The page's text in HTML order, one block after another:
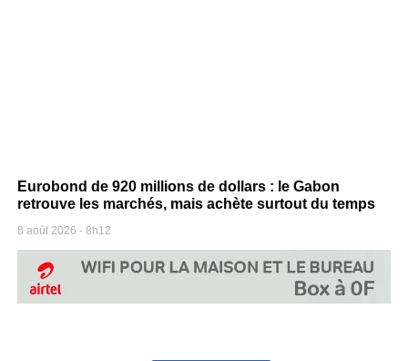
Eurobond de 920 millions de dollars : le Gabon
retrouve les marchés, mais achète surtout du temps
8 août 2026 8h12